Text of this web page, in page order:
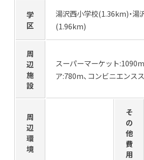
学
区
湯沢西小学校(1.36km)・湯
(1.96km)
周
辺
施
設
スーパーマーケット
ア:780m、コンビニエンス
周
辺
環
境
そ
の
他
費
用